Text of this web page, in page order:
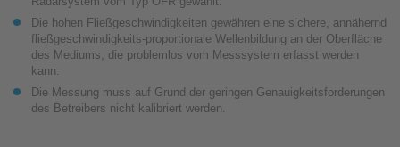
Die hohen Fließgeschwindigkeiten gewähren eine sichere, annähernd
fließgeschwindigkeits-proportionale Wellenbildung an der Oberfläche
des Mediums, die problemlos vom Messsystem erfasst werden
kann.
Die Messung muss auf Grund der geringen Genauigkeitsforderungen
des Betreibers nicht kalibriert werden.